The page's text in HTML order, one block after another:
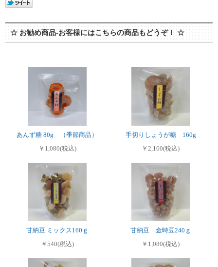
☆ お勧め商品-お客様にはこちらの商品もどうぞ！ ☆
あんず糖 80g （季節商品）
￥1,080(税込)
手切りしょうが糖 160g
￥2,160(税込)
甘納豆 ミックス160ｇ
￥540(税込)
甘納豆 金時豆240ｇ
￥1,080(税込)